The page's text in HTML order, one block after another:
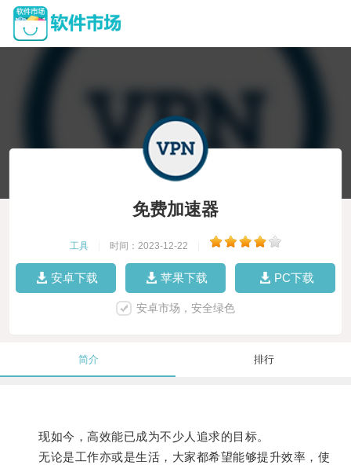
免费加速器
工具 时间：2023-12-22
安卓下载 苹果下载 PC下载
安卓市场，安全绿色
简介 排行
现如今，高效能已成为不少人追求的目标。
无论是工作亦或是生活，大家都希望能够提升效率，使